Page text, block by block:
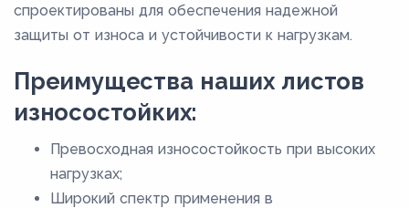
спроектированы для обеспечения надежной
защиты от износа и устойчивости к нагрузкам.
Преимущества наших листов
износостойких:
Превосходная износостойкость при высоких
нагрузках;
Широкий спектр применения в